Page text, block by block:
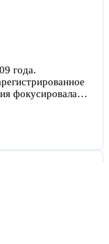
года.
фокусировалась
услуг
серверов,